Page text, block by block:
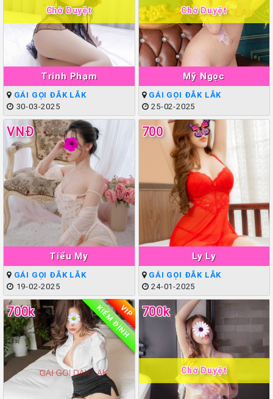
Trinh Phạm
Chờ Duyệt
GÁI GỌI ĐẮK LẮK
30-03-2025
Mỹ Ngọc
Chờ Duyệt
GÁI GỌI ĐẮK LẮK
25-02-2025
Tiểu My
VNĐ
GÁI GỌI ĐẮK LẮK
19-02-2025
Ly Ly
700
GÁI GỌI ĐẮK LẮK
24-01-2025
700k VIP
KIỂM ĐỊNH 700k
Chờ Duyệt